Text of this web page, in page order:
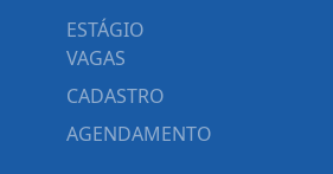
ESTÁGIO
VAGAS
CADASTRO
AGENDAMENTO